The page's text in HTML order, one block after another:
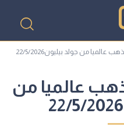
عالميا من جولد بيليون22/5/2026
عالميا من